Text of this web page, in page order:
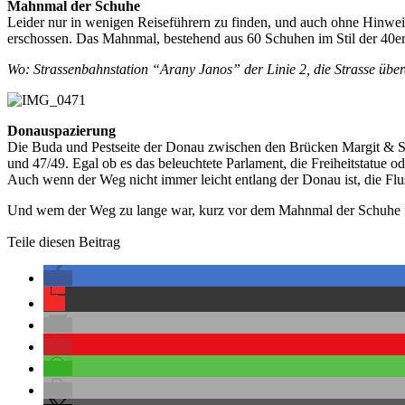
Mahnmal der Schuhe
Leider nur in wenigen Reiseführern zu finden, und auch ohne
erschossen. Das Mahnmal, bestehend aus 60 Schuhen im Stil der
Wo: Strassenbahnstation “Arany Janos” der Linie 2, die Strasse
Donauspazierung
Die Buda und Pestseite der Donau zwischen den Brücken Margit &
und 47/49. Egal ob es das beleuchtete Parlament, die Freiheitstatue
Auch wenn der Weg nicht immer leicht entlang der Donau ist, die
Und wem der Weg zu lange war, kurz vor dem Mahnmal der
Teile diesen Beitrag